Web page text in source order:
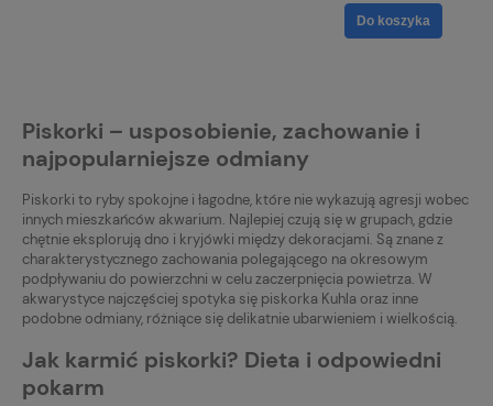
Do koszyka
Piskorki – usposobienie, zachowanie i
najpopularniejsze odmiany
Piskorki to ryby spokojne i łagodne, które nie wykazują agresji wobec
innych mieszkańców akwarium. Najlepiej czują się w grupach, gdzie
chętnie eksplorują dno i kryjówki między dekoracjami. Są znane z
charakterystycznego zachowania polegającego na okresowym
podpływaniu do powierzchni w celu zaczerpnięcia powietrza. W
akwarystyce najczęściej spotyka się piskorka Kuhla oraz inne
podobne odmiany, różniące się delikatnie ubarwieniem i wielkością.
Jak karmić piskorki? Dieta i odpowiedni
pokarm